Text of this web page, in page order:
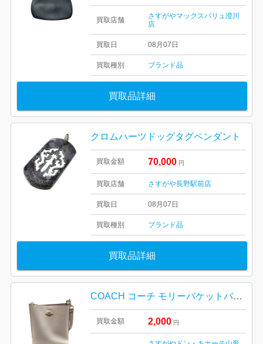
買取店舗
さすがやマックスバリュ澄川
店
買取日 08月07日
買取種別 ブランド品
買取品詳細
クロムハーツドッグタグペンダント
買取金額 70,000 円
買取店舗 さすがや長野駅前店
買取日 08月07日
買取種別 ブランド品
買取品詳細
COACH コーチ モリーバケットバッグ22 山形市
買取金額 2,000 円